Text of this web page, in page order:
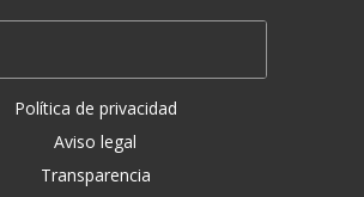
Política de privacidad
Aviso legal
Transparencia